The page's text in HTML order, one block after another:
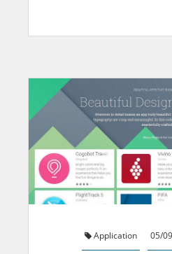
Application 05/